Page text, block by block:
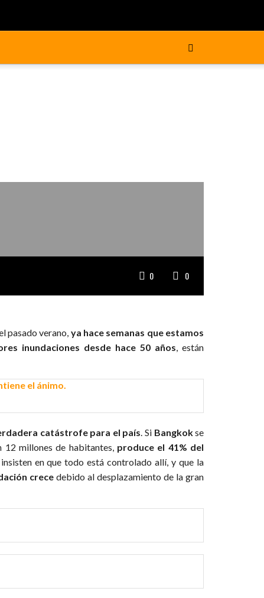
0 0
pasado verano, ya hace semanas que estamos
inundaciones desde hace 50 años, están
catástrofe para el país. Si Bangkokse
12 millones de habitantes, produce el 41% del
en que todo está controlado allí, y que la
crece debido al desplazamiento de la gran